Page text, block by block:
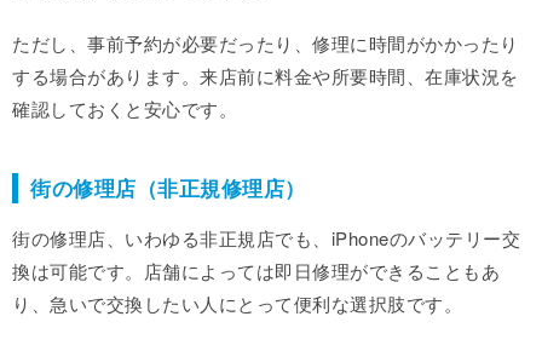
ただし、事前予約が必要だったり、修理に時間がかかったり
する場合があります。来店前に料金や所要時間、在庫状況を
確認しておくと安心です。
街の修理店（非正規修理店）
街の修理店、いわゆる非正規店でも、iPhoneのバッテリー交
換は可能です。店舗によっては即日修理ができることもあ
り、急いで交換したい人にとって便利な選択肢です。